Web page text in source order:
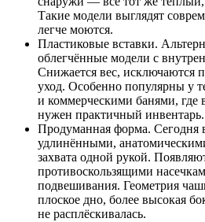
Такие модели выглядят
легче моются.
Пластиковые вставки.
облегчённые модели с
Снижается вес, исключаются
уход. Особенно популярны у
и коммерческими банями, где
нужен практичный инвентарь.
Продуманная форма. Сегодня
удлинёнными,
захвата одной рукой.
противоскользящими
подвешивания. Геометрия
плоское дно, более высокая
не расплёскивалась.